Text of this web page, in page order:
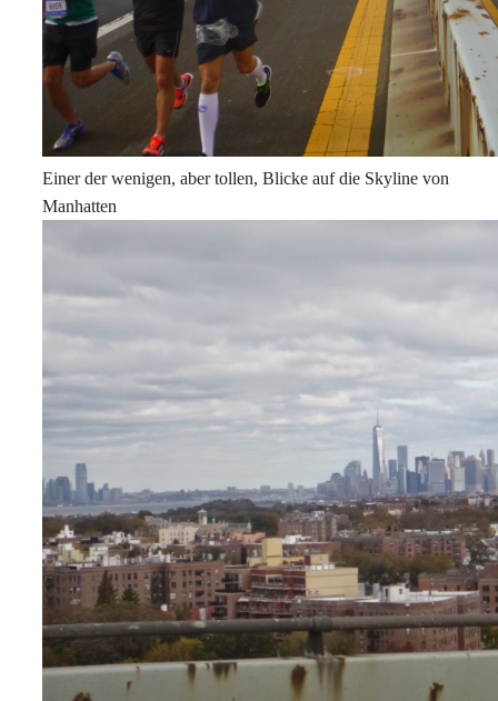
Einer der wenigen, aber tollen, Blicke auf die Skyline von
Manhatten